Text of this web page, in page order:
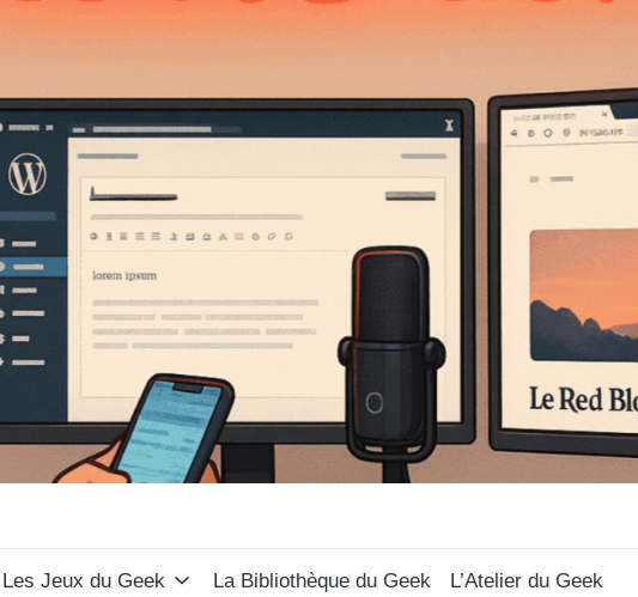
Les Jeux du Geek La Bibliothèque du Geek L’Atelier du Geek